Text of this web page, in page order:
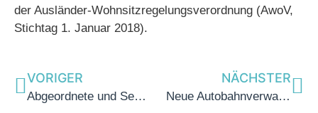
der Ausländer-Wohnsitzregelungsverordnung (AwoV,
Stichtag 1. Januar 2018).
VORIGER
Abgeordnete und Senioren Union des Niederrheins im Dialog
NÄCHSTER
Neue Autobahnverwaltung des Bundes mit Standbein in Krefeld